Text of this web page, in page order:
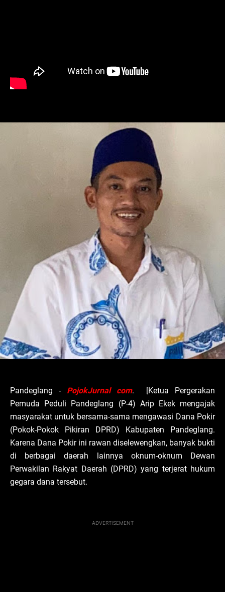
Pandeglang - PojokJurnal com. [Ketua Pergerakan
Pemuda Peduli Pandeglang (P-4) Arip Ekek mengajak
masyarakat untuk bersama-sama mengawasi Dana Pokir
(Pokok-Pokok Pikiran DPRD) Kabupaten Pandeglang.
Karena Dana Pokir ini rawan diselewengkan, banyak bukti
di berbagai daerah lainnya oknum-oknum Dewan
Perwakilan Rakyat Daerah (DPRD) yang terjerat hukum
gegara dana tersebut.
ADVERTISEMENT